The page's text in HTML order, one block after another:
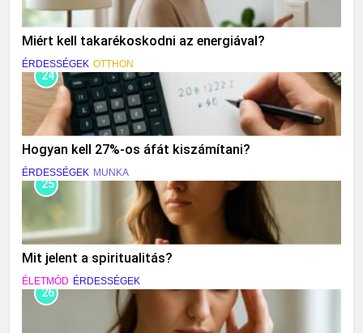
Miért kell takarékoskodni az energiával?
ÉRDESSÉGEK OTTHON
24
Hogyan kell 27%-os áfát kiszámítani?
ÉRDESSÉGEK MUNKA
25
Mit jelent a spiritualitás?
ÉLETMÓD ÉRDESSÉGEK
26